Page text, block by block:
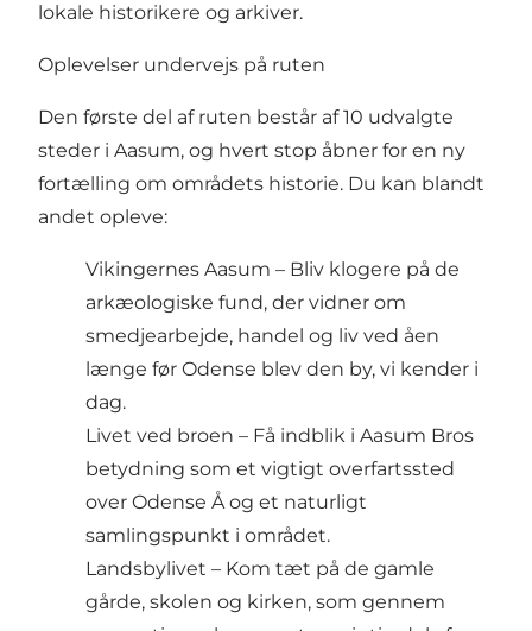
lokale historikere og arkiver.
Oplevelser undervejs på ruten
Den første del af ruten består af 10 udvalgte
steder i Aasum, og hvert stop åbner for en ny
fortælling om områdets historie. Du kan blandt
andet opleve:
Vikingernes Aasum – Bliv klogere på de
arkæologiske fund, der vidner om
smedjearbejde, handel og liv ved åen
længe før Odense blev den by, vi kender i
dag.
Livet ved broen – Få indblik i Aasum Bros
betydning som et vigtigt overfartssted
over Odense Å og et naturligt
samlingspunkt i området.
Landsbylivet – Kom tæt på de gamle
gårde, skolen og kirken, som gennem